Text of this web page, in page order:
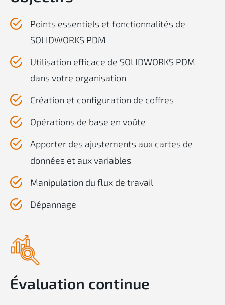
Points essentiels et fonctionnalités de
SOLIDWORKS PDM
Utilisation efficace de SOLIDWORKS PDM
dans votre organisation
Création et configuration de coffres
Opérations de base en voûte
Apporter des ajustements aux cartes de
données et aux variables
Manipulation du flux de travail
Dépannage
Évaluation continue